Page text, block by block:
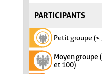
PARTICIPANTS
Petit groupe (<
Moyen groupe
et 100)